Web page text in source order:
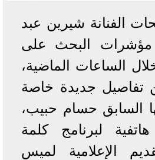
الفنانة شيرين عبد
مؤشرات البحث على
الساعات الماضية،
تفاصيل جديدة خاصة
السابق حسام حبيب،
لبرنامج كلمة
الإعلامية لميس